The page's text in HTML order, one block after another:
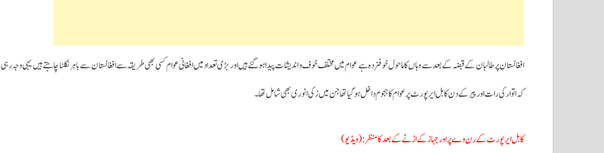
افغانستان پر طالبان کے قبضہ کے بعد سے وہاں کا ماحول خوفزدہ ہے عوام میں مختلف خوف و اندیشات پیدا ہوگئے ہیں اور بڑی تعداد میں افغانی عوام کسی بھی طریقہ سے افغانستان سے باہر نکلنا چاہتے ہیں یہی وجہ رہی
کہ اتوار کی رات اور پیر کے دن کابل ایرپورٹ پر عوام کا ہجوم داخل ہوگیا تھا جن میں زکی انوری بھی شامل تھا۔
کابل ایرپورٹ کے رن وے پر اور جہاز کے اڑنے کے بعد کا منظر : (ویڈیو)